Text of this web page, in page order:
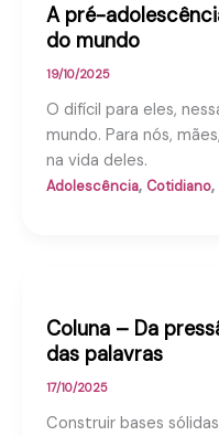
A pré-
do mundo
19/10/2025
O difícil para eles,
mundo. Para nós,
na vida deles.
Adolescência, Cotidiano,
Coluna – Da
das palavras
17/10/2025
Construir bases